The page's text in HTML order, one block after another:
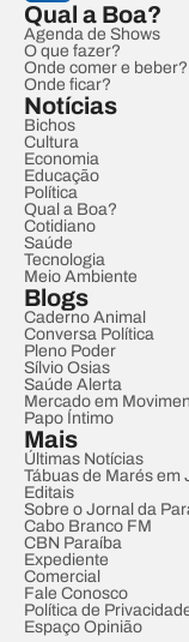
Qual a Boa?
Agenda de Shows
O que fazer?
Onde comer e beber?
Onde ficar?
Notícias
Bichos
Cultura
Economia
Educação
Política
Qual a Boa?
Cotidiano
Saúde
Tecnologia
Meio Ambiente
Blogs
Caderno Animal
Conversa Política
Pleno Poder
Sílvio Osias
Saúde Alerta
Mercado em
Papo Íntimo
Mais
Últimas Notícias
Tábuas de Marés em
Editais
Sobre o Jornal da
Cabo Branco FM
CBN Paraíba
Expediente
Comercial
Fale Conosco
Política de
Espaço Opinião